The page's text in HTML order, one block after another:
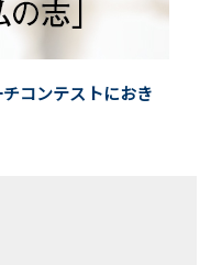
コンテストにおき